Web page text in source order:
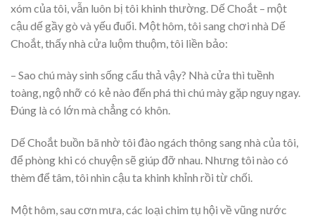
xóm của tôi, vẫn luôn bị tôi khinh thường. Dế Choắt – một
cậu dế gầy gò và yếu đuối. Một hôm, tôi sang chơi nhà Dế
Choắt, thấy nhà cửa luộm thuộm, tôi liền bảo:
– Sao chú mày sinh sống cẩu thả vậy? Nhà cửa thì tuềnh
toàng, ngộ nhỡ có kẻ nào đến phá thì chú mày gặp nguy ngay.
Đúng là có lớn mà chẳng có khôn.
Dế Choắt buồn bã nhờ tôi đào ngách thông sang nhà của tôi,
để phòng khi có chuyện sẽ giúp đỡ nhau. Nhưng tôi nào có
thèm để tâm, tôi nhìn cậu ta khinh khỉnh rồi từ chối.
Một hôm, sau cơn mưa, các loại chim tụ hội về vũng nước